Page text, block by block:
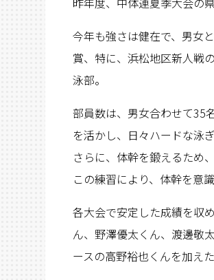
今年も強さは健在で、男女
賞、特に、浜松地区新人戦
泳部。
部員数は、男女合わせて35
を活かし、日々ハードな泳
さらに、体幹を鍛えるため
この練習により、体幹を意
各大会で安定した成績を収
ん、野澤優太くん、渡邊敬
ースの高野裕也くんを加え